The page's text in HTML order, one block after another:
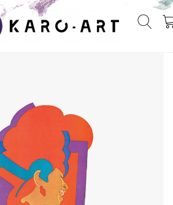
Franklin, Kleurrijke poster uit 1968,
Fotopapier